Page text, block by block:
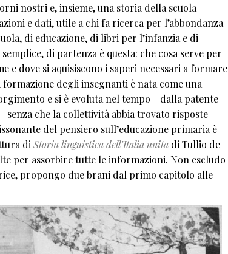
nostri e, insieme, una storia della scuola
e dati, utile a chi fa ricerca per l’abbondanza
di educazione, di libri per l’infanzia e di
di partenza è questa: che cosa serve per
e dove si aquisiscono i saperi necessari a formare
degli insegnanti è nata come una
e si è evoluta nel tempo - dalla patente
che la collettività abbia trovato risposte
del pensiero sull’educazione primaria è
di Storia linguistica dell’Italia unita di Tullio de
per assorbire tutte le informazioni. Non escludo
propongo due brani dal primo capitolo alle